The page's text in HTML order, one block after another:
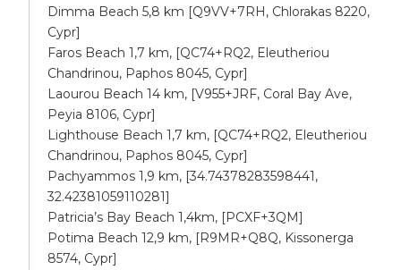
Dimma Beach 5,8 km [Q9VV+7RH, Chlorakas 8220,
Cypr]
Faros Beach 1,7 km, [QC74+RQ2, Eleutheriou
Chandrinou, Paphos 8045, Cypr]
Laourou Beach 14 km, [V955+JRF, Coral Bay Ave,
Peyia 8106, Cypr]
Lighthouse Beach 1,7 km, [QC74+RQ2, Eleutheriou
Chandrinou, Paphos 8045, Cypr]
Pachyammos 1,9 km, [34.74378283598441,
32.42381059110281]
Patricia’s Bay Beach 1,4km, [PCXF+3QM]
Potima Beach 12,9 km, [R9MR+Q8Q, Kissonerga
8574, Cypr]